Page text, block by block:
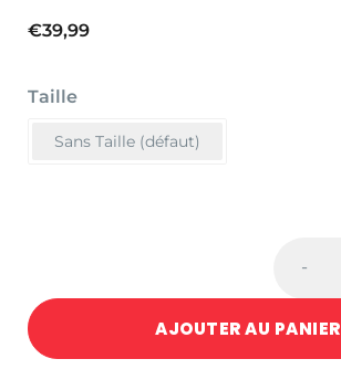
€39,99
Taille
Sans Taille (défaut)
JUDO
adidas
-
AJOUTER AU PANIER